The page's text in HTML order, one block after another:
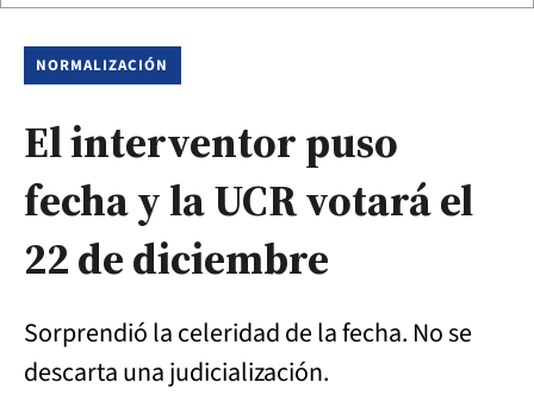
NORMALIZACIÓN
El interventor puso
fecha y la UCR votará el
22 de diciembre
Sorprendió la celeridad de la fecha. No se
descarta una judicialización.